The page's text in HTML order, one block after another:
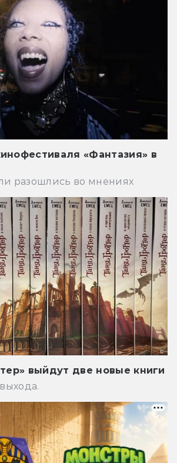
«Фантазия» в
разошлись во мнениях
выйдут две новые книги